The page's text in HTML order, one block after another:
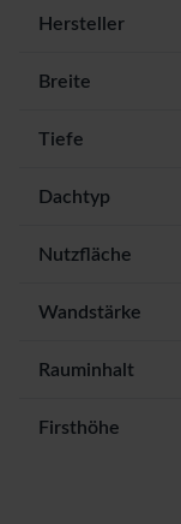
Hersteller
Breite
Tiefe
Dachtyp
Nutzfläche
Wandstärke
Rauminhalt
Firsthöhe